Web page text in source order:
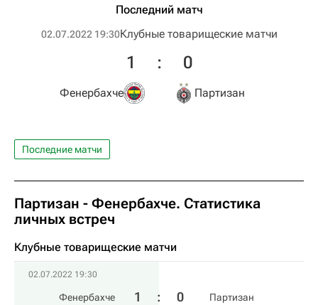
Последний матч
02.07.2022 19:30Клубные товарищеские матчи
Фенербахче
1 : 0
Партизан
Последние матчи
Партизан - Фенербахче. Статистика
личных встреч
Клубные товарищеские матчи
02.07.2022 19:30
Фенербахче 1 : 0 Партизан